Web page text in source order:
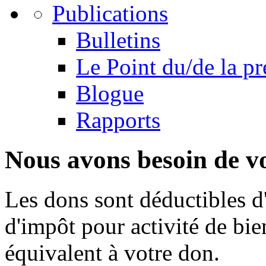
Publications
Bulletins
Le Point du/de la
Blogue
Rapports
Nous avons besoin de
Les dons sont déductibles
d'impôt pour activité de
équivalent à votre don.